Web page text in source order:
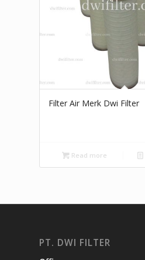
Filter Air Merk Dwi Filter
Read more
PT. DWI FILTER